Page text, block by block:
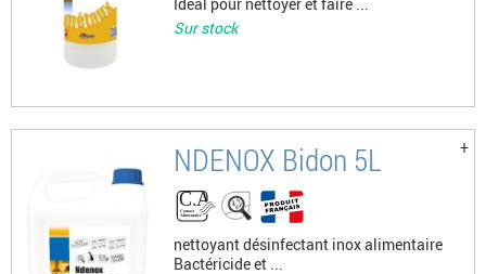
Sur stock
NDENOX Bidon 5L
nettoyant désinfectant inox alimentaire
Bactéricide et ...